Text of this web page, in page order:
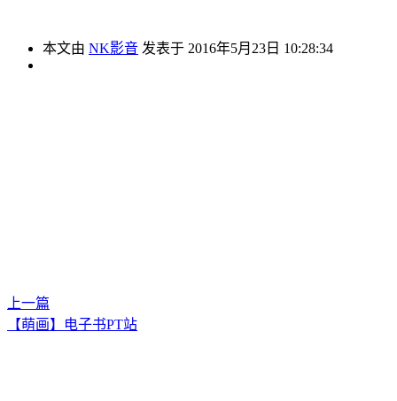
本文由 NK影音 发表于 2016年5月23日 10:28:34
上一篇
【萌画】电子书PT站